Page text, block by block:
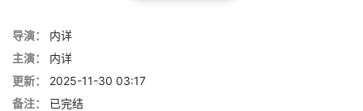
导演：
内详
主演：
内详
更新：
2025-11-30 03:17
备注：
已完结